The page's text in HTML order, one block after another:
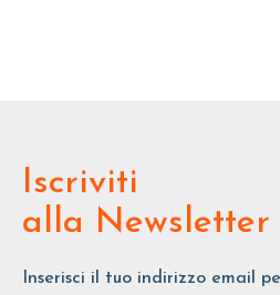
Iscriviti
alla Newsletter
Inserisci il tuo indirizzo email